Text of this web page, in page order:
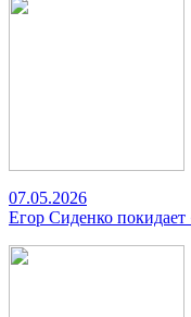
07.05.2026
Егор Сиденко покидает